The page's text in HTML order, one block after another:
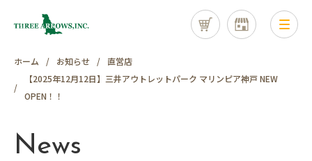
ホーム お知らせ
直営店
【2025年12月12日】三井アウトレットパーク マリンピア神戸 NEW
OPEN！！
News